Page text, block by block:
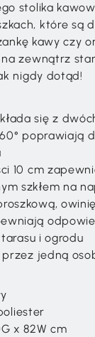
stolika
które są
kawy czy
zewnątrz
nigdy dotąd!
się z
poprawiają
10 cm
szkłem na
i ogrodu
jedną
x 82W cm